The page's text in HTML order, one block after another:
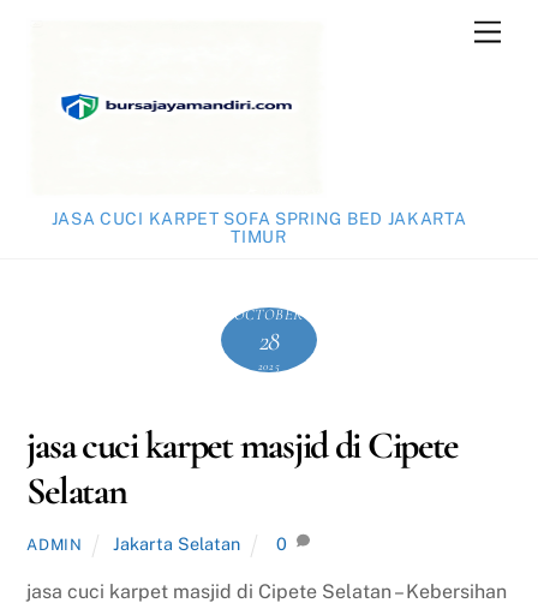
JASA CUCI KARPET SOFA SPRING BED JAKARTA
TIMUR
OCTOBER
28
2025
jasa cuci karpet masjid di Cipete
Selatan
ADMIN Jakarta Selatan 0
jasa cuci karpet masjid di Cipete Selatan – Kebersihan